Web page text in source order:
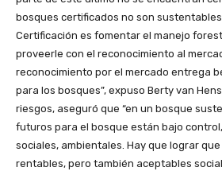
bosques certificados no son
Certificación es fomentar el manejo
proveerle con el reconocimiento al
reconocimiento por el mercado entrega
para los bosques”, expuso Berty van
riesgos, aseguró que “en un bosque
futuros para el bosque están bajo
sociales, ambientales. Hay que lograr
rentables, pero también aceptables